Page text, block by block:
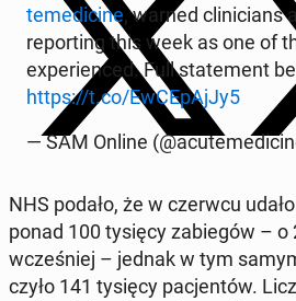
te­me­di­ci­ne, warned cli­ni­cians
re­por­ting this week as one of
expe­rien­ced. Full sta­te­ment
https://t.co/Ew­CE­pAj­Jy5
— SAM Online
NHS podało, że w czerwcu
ponad 100 tysięcy za­bie­gów – o
wcze­śniej – jednak w tym
czy­ło 141 tysięcy pa­cjen­tów.